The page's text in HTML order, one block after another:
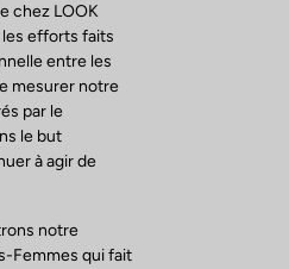
chez LOOK
efforts faits
entre les
mesurer notre
par le
le but
à agir de
notre
Femmes qui fait